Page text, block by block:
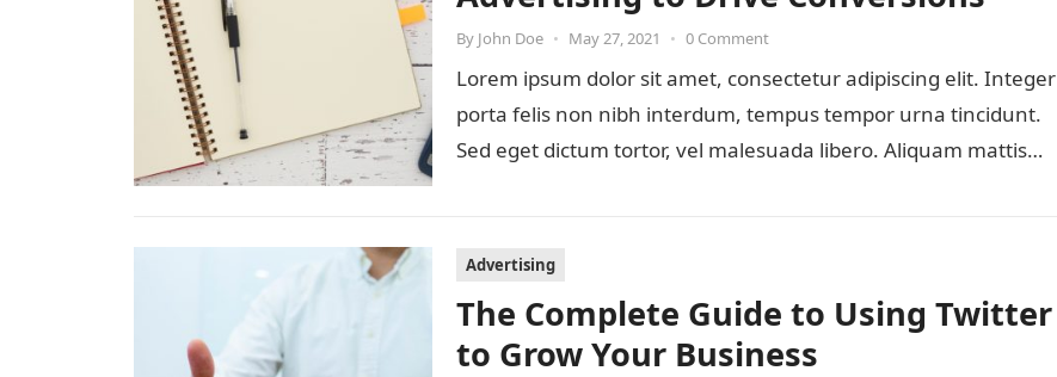
By John Doe • May 27, 2021 • 0 Comment
Lorem ipsum dolor sit amet, consectetur adipiscing elit. Integer
porta felis non nibh interdum, tempus tempor urna tincidunt.
Sed eget dictum tortor, vel malesuada libero. Aliquam mattis
Advertising
The Complete Guide to Using Twitter
to Grow Your Business